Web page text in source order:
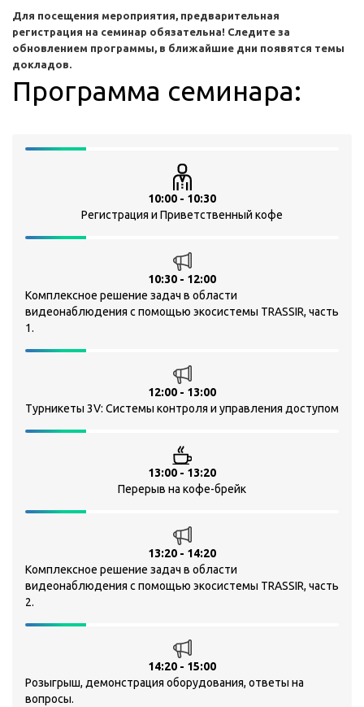
Для посещения мероприятия, предварительная
регистрация на семинар обязательна! Следите за
обновлением программы, в ближайшие дни появятся темы
докладов.
Программа семинара:
10:00 - 10:30
Регистрация и Приветственный кофе
10:30 - 12:00
Комплексное решение задач в области
видеонаблюдения с помощью экосистемы TRASSIR, часть
1.
12:00 - 13:00
Турникеты 3V: Системы контроля и управления доступом
13:00 - 13:20
Перерыв на кофе-брейк
13:20 - 14:20
Комплексное решение задач в области
видеонаблюдения с помощью экосистемы TRASSIR, часть
2.
14:20 - 15:00
Розыгрыш, демонстрация оборудования, ответы на
вопросы.